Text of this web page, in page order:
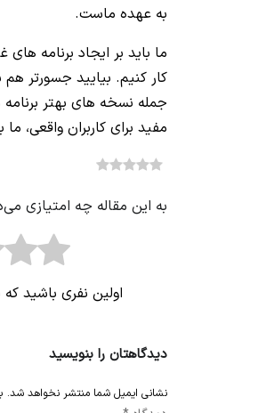
به عهده ماست.
ما باید بر ایجاد برنامه
کار کنیم. بیایید جسورتر هم
مفید برای کاربران واقعی،
به این مقاله چه امتیازی
اولین نفری باشید
دیدگاهتان را بنویسید
نشانی ایمیل شما منتشر نخواهد شد.